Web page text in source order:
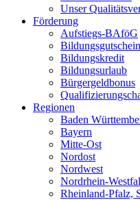
Unser
Förderung
Aufstiegs-BAföG
Bildungsgutschein
Bildungskredit
Bildungsurlaub
Bürgergeldbonus
Regionen
Baden
Bayern
Mitte-Ost
Nordost
Nordwest
Nordrhein-
Rheinland-Pfalz,